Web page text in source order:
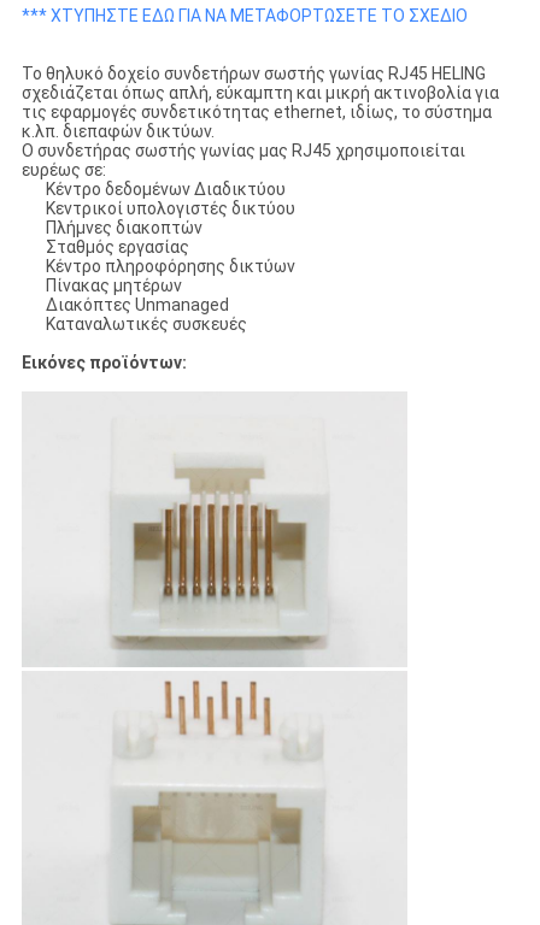
*** ΧΤΥΠΗΣΤΕ ΕΔΩ ΓΙΑ ΝΑ ΜΕΤΑΦΟΡΤΩΣΕΤΕ ΤΟ ΣΧΕΔΙΟ
Το θηλυκό δοχείο συνδετήρων σωστής γωνίας RJ45 HELING
σχεδιάζεται όπως απλή, εύκαμπτη και μικρή ακτινοβολία για
τις εφαρμογές συνδετικότητας ethernet, ιδίως, το σύστημα
κ.λπ. διεπαφών δικτύων.
Ο συνδετήρας σωστής γωνίας μας RJ45 χρησιμοποιείται
ευρέως σε:
Κέντρο δεδομένων Διαδικτύου
Κεντρικοί υπολογιστές δικτύου
Πλήμνες διακοπτών
Σταθμός εργασίας
Κέντρο πληροφόρησης δικτύων
Πίνακας μητέρων
Διακόπτες Unmanaged
Καταναλωτικές συσκευές
Εικόνες προϊόντων: